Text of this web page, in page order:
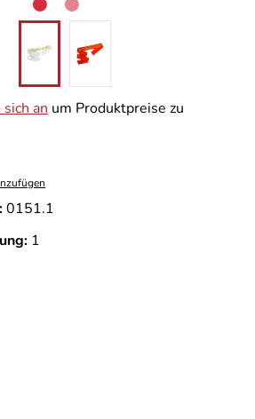
an um Produktpreise zu
0151.1
1